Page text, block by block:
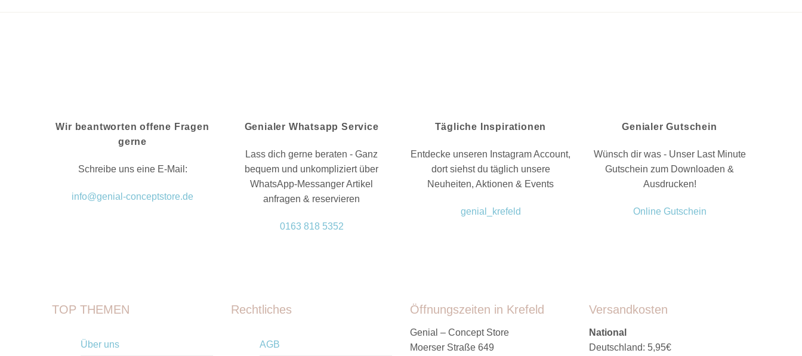
Wir beantworten offene Fragen
gerne
Schreibe uns eine E-Mail:
info@genial-conceptstore.de
Genialer Whatsapp Service
Lass dich gerne beraten - Ganz
bequem und unkompliziert über
WhatsApp-Messanger Artikel
anfragen & reservieren
0163 818 5352
Tägliche Inspirationen
Entdecke unseren Instagram Account,
dort siehst du täglich unsere
Neuheiten, Aktionen & Events
genial_krefeld
Genialer Gutschein
Wünsch dir was - Unser Last Minute
Gutschein zum Downloaden &
Ausdrucken!
Online Gutschein
TOP THEMEN
Über uns
Rechtliches
AGB
Öffnungszeiten in Krefeld
Genial – Concept Store
Moerser Straße 649
Versandkosten
National
Deutschland: 5,95€